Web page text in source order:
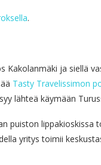
.
ja siellä
Tasty Travelissimon
lähteä käymään
puiston lippakioskissa
yritys toimii